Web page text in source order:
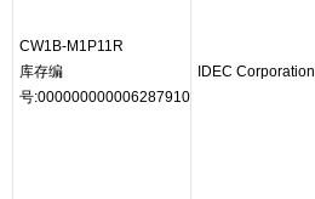
CW1B-M1P11R
库存编
号:000000000006287910
IDEC Corporation